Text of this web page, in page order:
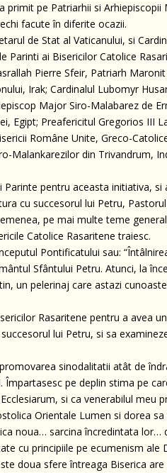
primit pe Patriarhii si Arhiepiscopii
facute în diferite ocazii.
de Stat al Vaticanului, si
Parinti ai Bisericilor Catolice
Pierre Sfeir, Patriarh
Irak; Cardinalul Lubomyr
Major Siro-Malabarez de
Egipt; Preafericitul Gregorios III
Române Unite, Greco-
Malankarezilor din Trivandrum,
pentru aceasta initiativa,
cu succesorul lui Petru,
pe mai multe teme
Catolice Rasaritene traiesc.
Pontificatului sau:
Sfântului Petru. Atunci, la
un pelerinaj care astazi
Rasaritene pentru a avea
lui Petru, si sa
sinodalitatii atât de
pe deplin stima pe
si ca venerabilul meu
Orientale Lumen si dorea sa
noua… sarcina încredintata lor…
cu principiile pe ecumenism ale
doua sfere întreaga Biserica